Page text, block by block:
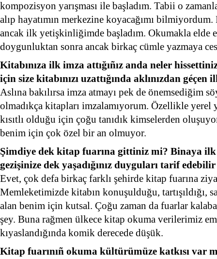
kompozisyon yarışması ile başladım. Tabii o
alıp hayatımın merkezine koyacağımı
ancak ilk yetişkinliğimde başladım. Okumakla elde
doygunluktan sonra ancak birkaç cümle yazmaya
Kitabınıza ilk imza attığıñız anda neler
için size kitabınızı uzattığında aklınızdan
Aslına bakılırsa imza atmayı pek de önemsediğim
olmadıkça kitapları imzalamıyorum. Özellikle yerel
kısıtlı olduğu için çoğu tanıdık kimselerden
benim için çok özel bir an olmuyor.
Şimdiye dek kitap fuarına gittiniz mi? Binaya
gezişinize dek yaşadığınız duyguları tarif
Evet, çok defa birkaç farklı şehirde kitap fuarına
Memleketimizde kitabın konuşulduğu, tartışıldığı,
alan benim için kutsal. Çoğu zaman da fuarlar
şey. Buna rağmen ülkece kitap okuma verilerimiz
kıyaslandığında komik derecede düşük.
Kitap fuarınıñ okuma kültürümüze katkısı var